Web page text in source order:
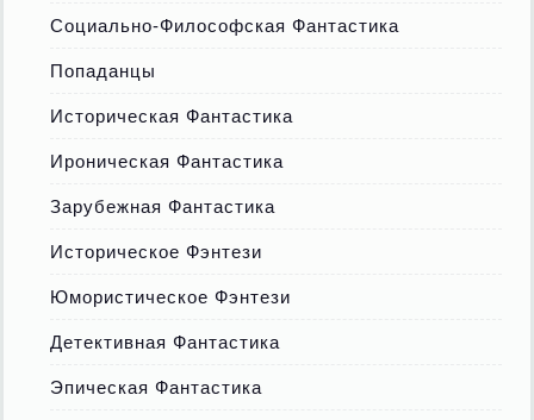
Социально-Философская Фантастика
Попаданцы
Историческая Фантастика
Ироническая Фантастика
Зарубежная Фантастика
Историческое Фэнтези
Юмористическое Фэнтези
Детективная Фантастика
Эпическая Фантастика